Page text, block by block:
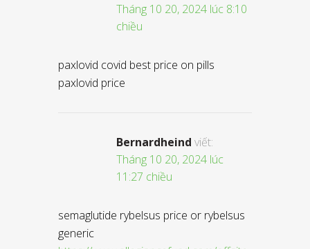
Tháng 10 20, 2024 lúc 8:10
chiều
paxlovid covid best price on pills
paxlovid price
Bernardheind viết:
Tháng 10 20, 2024 lúc
11:27 chiều
semaglutide rybelsus price or rybelsus
generic